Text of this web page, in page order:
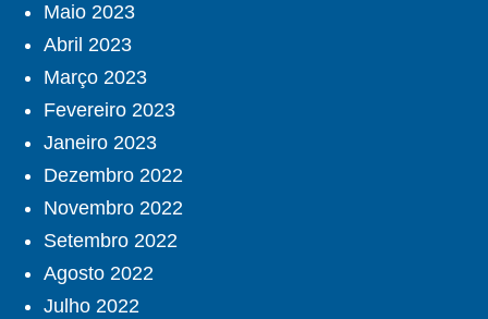
Maio 2023
Abril 2023
Março 2023
Fevereiro 2023
Janeiro 2023
Dezembro 2022
Novembro 2022
Setembro 2022
Agosto 2022
Julho 2022